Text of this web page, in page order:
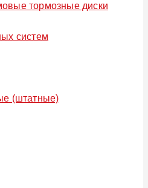
тормозные диски
систем
(штатные)